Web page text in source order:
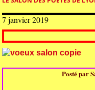
7 janvier 2019
Posté par